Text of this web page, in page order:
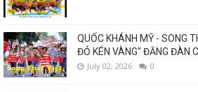
QUỐC KHÁNH MỸ - SONG
ĐỎ KÉN VÀNG" ĐĂNG ĐÀN
July 02, 2026 0